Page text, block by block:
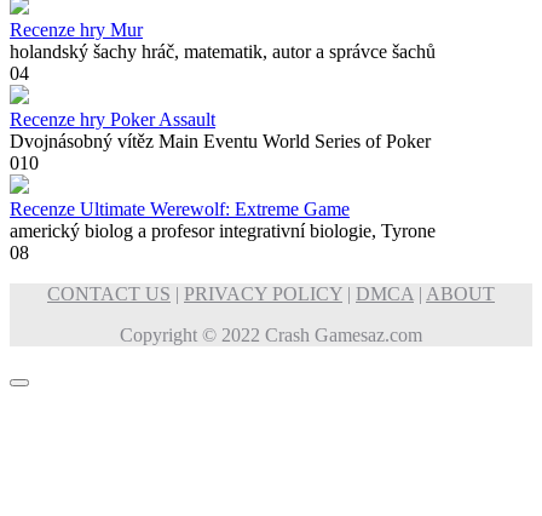
Recenze hry Mur
holandský šachy hráč, matematik, autor a správce šachů
04
Recenze hry Poker Assault
Dvojnásobný vítěz Main Eventu World Series of Poker
010
Recenze Ultimate Werewolf: Extreme Game
americký biolog a profesor integrativní biologie, Tyrone
08
CONTACT US | PRIVACY POLICY | DMCA | ABOUT
Copyright © 2022 Crash Gamesaz.com